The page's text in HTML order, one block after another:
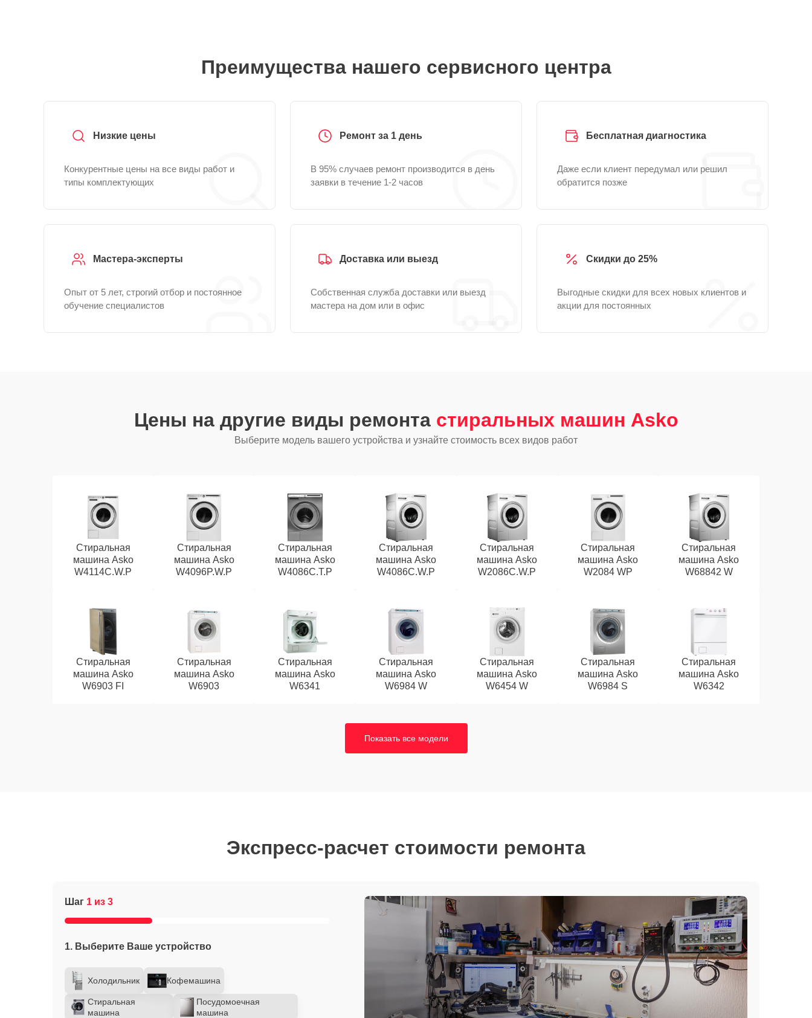
Преимущества нашего сервисного центра
Низкие цены
Конкурентные цены на все виды работ и
типы комплектующих
Ремонт за 1 день
В 95% случаев ремонт производится в день
заявки в течение 1-2 часов
Бесплатная диагностика
Даже если клиент передумал или решил
обратится позже
Мастера-эксперты
Опыт от 5 лет, строгий отбор и постоянное
обучение специалистов
Доставка или выезд
Собственная служба доставки или выезд
мастера на дом или в офис
Скидки до 25%
Выгодные скидки для всех новых клиентов и
акции для постоянных
Цены на другие виды ремонта стиральных машин Asko
Выберите модель вашего устройства и узнайте стоимость всех видов работ
Стиральная
машина Asko
W4114C.W.P
Стиральная
машина Asko
W4096P.W.P
Стиральная
машина Asko
W4086C.T.P
Стиральная
машина Asko
W4086C.W.P
Стиральная
машина Asko
W2086C.W.P
Стиральная
машина Asko
W2084 WP
Стиральная
машина Asko
W68842 W
Стиральная
машина Asko
W6903 FI
Стиральная
машина Asko
W6903
Стиральная
машина Asko
W6341
Стиральная
машина Asko
W6984 W
Стиральная
машина Asko
W6454 W
Стиральная
машина Asko
W6984 S
Стиральная
машина Asko
W6342
Показать все модели
Экспресс-расчет стоимости ремонта
Шаг 1 из 3
1. Выберите Ваше устройство
Холодильник Кофемашина
Стиральная
машина
Посудомоечная
машина